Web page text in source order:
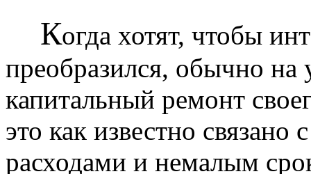
Когда хотят, чтобы
преобразился, обычно на
капитальный ремонт
это как известно
расходами и немалым